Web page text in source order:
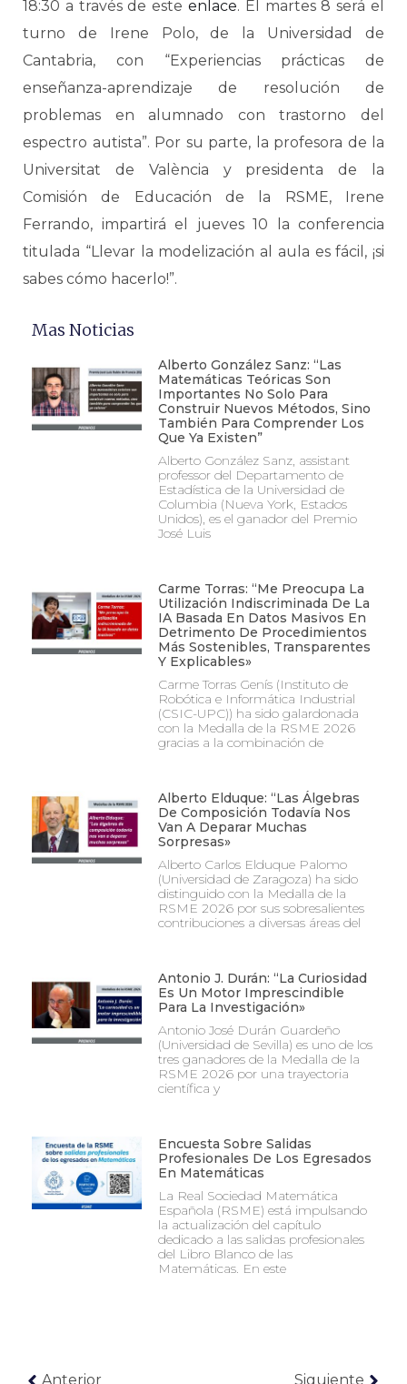
18:30 a través de este enlace. El martes 8 será el
turno de Irene Polo, de la Universidad de
Cantabria, con “Experiencias prácticas de
enseñanza-aprendizaje de resolución de
problemas en alumnado con trastorno del
espectro autista”. Por su parte, la profesora de la
Universitat de València y presidenta de la
Comisión de Educación de la RSME, Irene
Ferrando, impartirá el jueves 10 la conferencia
titulada “Llevar la modelización al aula es fácil, ¡si
sabes cómo hacerlo!”.
Mas Noticias
Alberto González Sanz: “Las
Matemáticas Teóricas Son
Importantes No Solo Para
Construir Nuevos Métodos, Sino
También Para Comprender Los
Que Ya Existen”
Alberto González Sanz, assistant
professor del Departamento de
Estadística de la Universidad de
Columbia (Nueva York, Estados
Unidos), es el ganador del Premio
José Luis
Carme Torras: “Me Preocupa La
Utilización Indiscriminada De La
IA Basada En Datos Masivos En
Detrimento De Procedimientos
Más Sostenibles, Transparentes
Y Explicables»
Carme Torras Genís (Instituto de
Robótica e Informática Industrial
(CSIC-UPC)) ha sido galardonada
con la Medalla de la RSME 2026
gracias a la combinación de
Alberto Elduque: “Las Álgebras
De Composición Todavía Nos
Van A Deparar Muchas
Sorpresas»
Alberto Carlos Elduque Palomo
(Universidad de Zaragoza) ha sido
distinguido con la Medalla de la
RSME 2026 por sus sobresalientes
contribuciones a diversas áreas del
Antonio J. Durán: “La Curiosidad
Es Un Motor Imprescindible
Para La Investigación»
Antonio José Durán Guardeño
(Universidad de Sevilla) es uno de los
tres ganadores de la Medalla de la
RSME 2026 por una trayectoria
científica y
Encuesta Sobre Salidas
Profesionales De Los Egresados
En Matemáticas
La Real Sociedad Matemática
Española (RSME) está impulsando
la actualización del capítulo
dedicado a las salidas profesionales
del Libro Blanco de las
Matemáticas. En este
Anterior Siguiente